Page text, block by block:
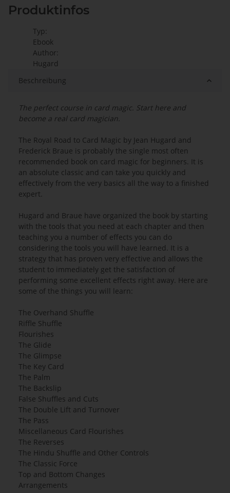
Produktinfos
Typ:
Ebook
Author:
Hugard
Beschreibung
The perfect course in card magic. Start here and
become a real card magician.
The Royal Road to Card Magic by Jean Hugard and
Frederick Braue is probably the single most often
recommended book on card magic for beginners. It is
an absolute classic and can take you quickly and
effectively from the very basics all the way to a finished
expert.
Hugard and Braue have organized the book by starting
with the tools that you need at each chapter and then
teaching you a number of effects you can do
considering the tools you will have learned. It is a
strategy that has proven very effective and allows the
student to immediately get the satisfaction of
performing some excellent effects right away. Here are
some of the things you will learn:
The Overhand Shuffle
Riffle Shuffle
Flourishes
The Glide
The Glimpse
The Key Card
The Palm
The Backslip
False Shuffles and Cuts
The Double Lift and Turnover
The Pass
Miscellaneous Card Flourishes
The Reverses
The Hindu Shuffle and Other Controls
The Classic Force
Top and Bottom Changes
Arrangements